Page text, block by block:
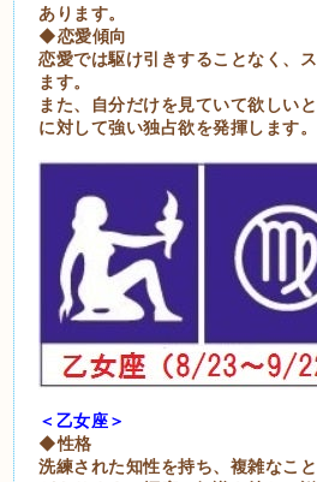
あります。
◆恋愛傾向
恋愛では駆け引きすることなく、
ます。
また、自分だけを見ていて欲しい
に対して強い独占欲を発揮します。
＜乙女座＞
◆性格
洗練された知性を持ち、複雑なこ